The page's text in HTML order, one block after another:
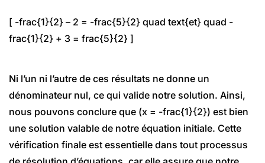
[ -frac{1}{2} – 2 = -frac{5}{2} quad text{et} quad -
frac{1}{2} + 3 = frac{5}{2} ]
Ni l’un ni l’autre de ces résultats ne donne un
dénominateur nul, ce qui valide notre solution. Ainsi,
nous pouvons conclure que (x = -frac{1}{2}) est bien
une solution valable de notre équation initiale. Cette
vérification finale est essentielle dans tout processus